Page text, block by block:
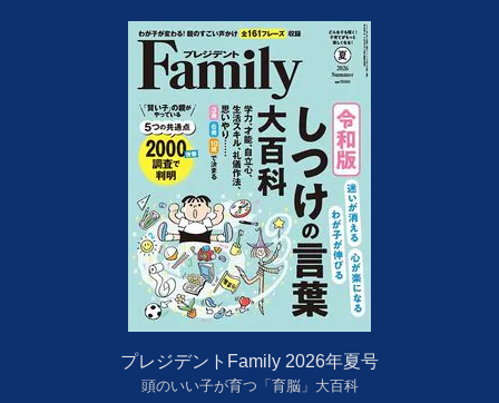
プレジデントFamily 2026年夏号
頭のいい子が育つ「育脳」大百科